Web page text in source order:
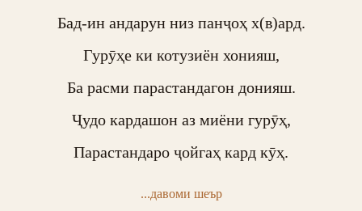
Бад-ин андарун низ панҷоҳ х(в)ард.
Гурӯҳе ки котузиён хонияш,
Ба расми парастандагон донияш.
Ҷудо кардашон аз миёни гурӯҳ,
Парастандаро ҷойгаҳ кард кӯҳ.
...давоми шеър